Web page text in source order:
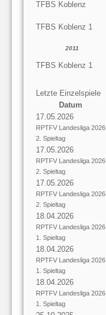
TFBS Koblenz
TFBS Koblenz 1
2011
TFBS Koblenz 1
Letzte Einzelspiele
Datum
17.05.2026
RPTFV Landesliga 2026
2. Spieltag
17.05.2026
RPTFV Landesliga 2026
2. Spieltag
17.05.2026
RPTFV Landesliga 2026
2. Spieltag
18.04.2026
RPTFV Landesliga 2026
1. Spieltag
18.04.2026
RPTFV Landesliga 2026
1. Spieltag
18.04.2026
RPTFV Landesliga 2026
1. Spieltag